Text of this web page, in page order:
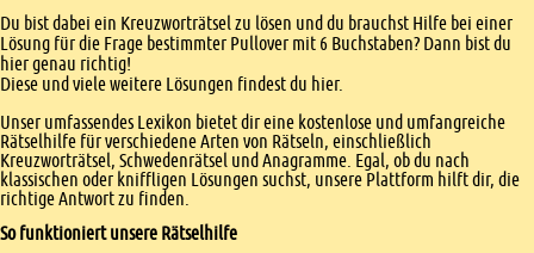
Einleitung
Du bist dabei ein Kreuzworträtsel zu lösen und du brauchst Hilfe bei einer
Lösung für die Frage bestimmter Pullover mit 6 Buchstaben? Dann bist du
hier genau richtig!
Diese und viele weitere Lösungen findest du hier.
Unser umfassendes Lexikon bietet dir eine kostenlose und umfangreiche
Rätselhilfe für verschiedene Arten von Rätseln, einschließlich
Kreuzworträtsel, Schwedenrätsel und Anagramme. Egal, ob du nach
klassischen oder kniffligen Lösungen suchst, unsere Plattform hilft dir, die
richtige Antwort zu finden.
So funktioniert unsere Rätselhilfe